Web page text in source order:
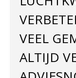
VEEL
ALTIJD